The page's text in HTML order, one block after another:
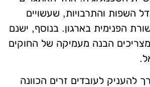
השפות והתרבויות, שעשויים
הפנימית בארגון. בנוסף, ישנם
הבנה מעמיקה של החוקים
להעניק לעובדים זרים הכוונה